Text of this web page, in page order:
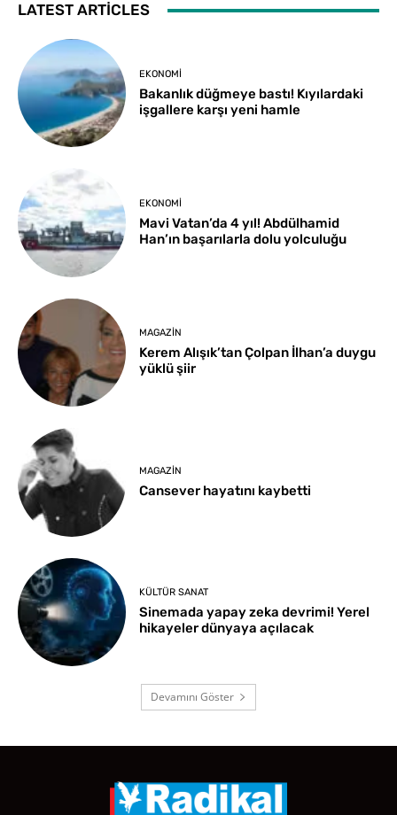
LATEST ARTICLES
EKONOMI
Bakanlık düğmeye bastı! Kıyılardaki
işgallere karşı yeni hamle
EKONOMI
Mavi Vatan’da 4 yıl! Abdülhamid
Han’ın başarılarla dolu yolculuğu
MAGAZIN
Kerem Alışık’tan Çolpan İlhan’a duygu
yüklü şiir
MAGAZIN
Cansever hayatını kaybetti
KÜLTÜR SANAT
Sinemada yapay zeka devrimi! Yerel
hikayeler dünyaya açılacak
Devamını Göster